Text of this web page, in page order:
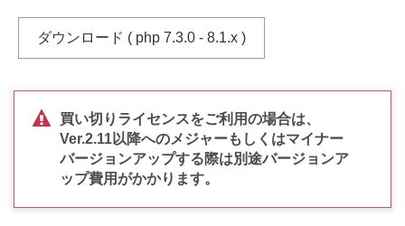
ダウンロード ( php 7.3.0 - 8.1.x )
買い切りライセンスをご利用の場合は、
Ver.2.11以降へのメジャーもしくはマイナー
バージョンアップする際は別途バージョンア
ップ費用がかかります。